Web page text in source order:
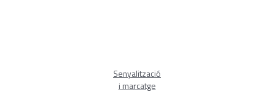
Senyalització
i marcatge